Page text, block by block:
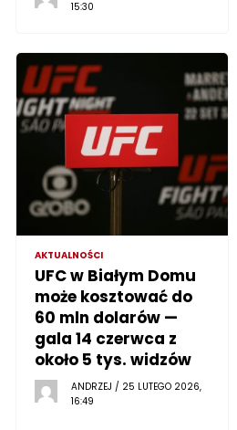
15:30
AKTUALNOŚCI
UFC w Białym Domu
może kosztować do
60 mln dolarów —
gala 14 czerwca z
około 5 tys. widzów
ANDRZEJ / 25 LUTEGO 2026,
16:49